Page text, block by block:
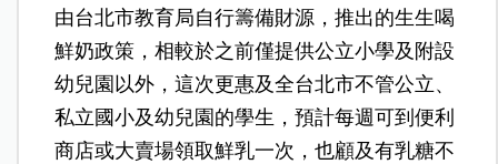
由台北市教育局自行籌備財源，推出的生生喝
鮮奶政策，相較於之前僅提供公立小學及附設
幼兒園以外，這次更惠及全台北市不管公立、
私立國小及幼兒園的學生，預計每週可到便利
商店或大賣場領取鮮乳一次，也顧及有乳糖不